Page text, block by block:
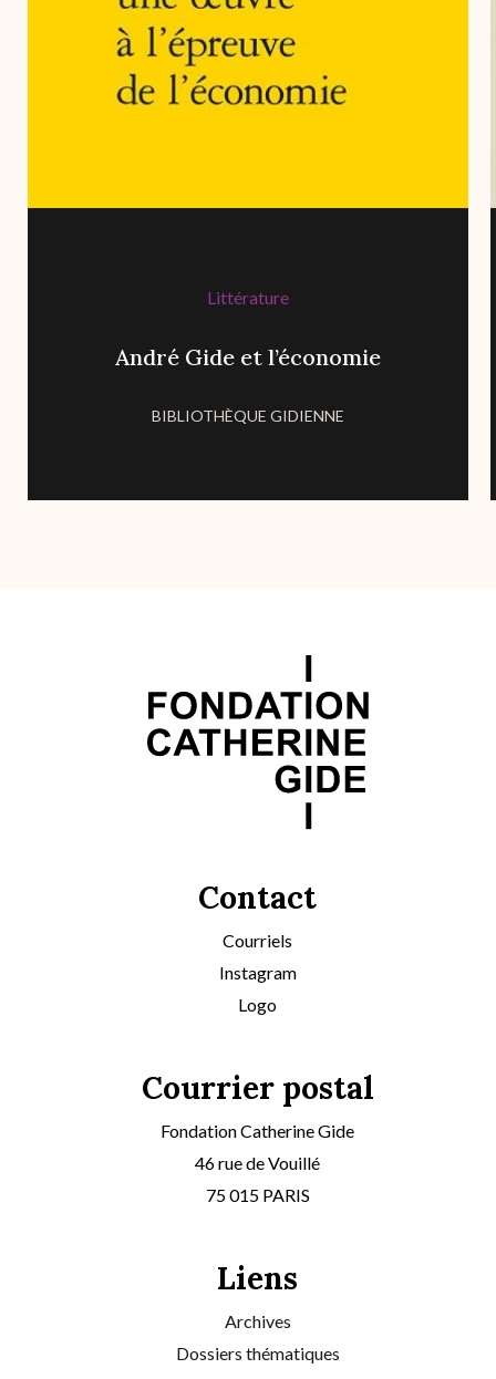
Littérature
André Gide et l’économie
BIBLIOTHÈQUE GIDIENNE
Contact
Courriels
Instagram
Logo
Courrier postal
Fondation Catherine Gide
46 rue de Vouillé
75 015 PARIS
Liens
Archives
Dossiers thématiques